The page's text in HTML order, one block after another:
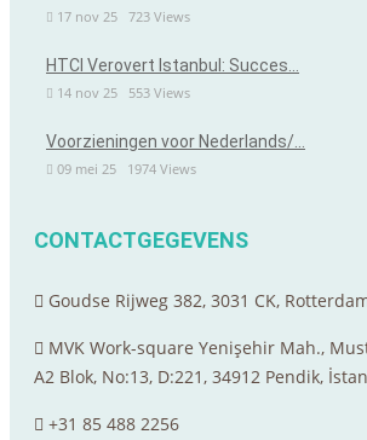
17 nov 25 723 Views
HTCI Verovert Istanbul: Succes…
14 nov 25 553 Views
Voorzieningen voor Nederlands/…
09 mei 25 1974 Views
CONTACTGEGEVENS
Goudse Rijweg 382, 3031 CK,
MVK Work-square Yenişehir Mah.,
A2 Blok, No:13, D:221, 34912 Pendik,
+31 85 488 2256